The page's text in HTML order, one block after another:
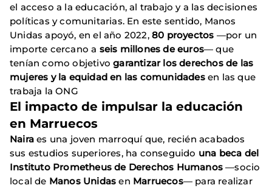
el acceso a la educación, al trabajo y a las decisiones
políticas y comunitarias. En este sentido, Manos
Unidas apoyó, en el año 2022,80 proyectos —por un
importe cercano a seis millones de euros— que
tenían como objetivogarantizar los derechos de las
mujeres y la equidad en las comunidadesen las que
trabaja la ONG
El impacto de impulsar la educación
en Marruecos
Nairaes una joven marroquí que, recién acabados
sus estudios superiores, ha conseguido una beca del
Instituto Prometheus de Derechos Humanos —socio
local de Manos Unidas en Marruecos— para realizar